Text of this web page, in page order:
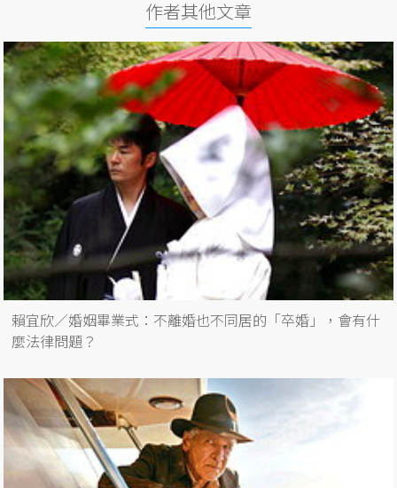
作者其他文章
賴宜欣／婚姻畢業式：不離婚也不同居的「卒婚」，會有什
麼法律問題？